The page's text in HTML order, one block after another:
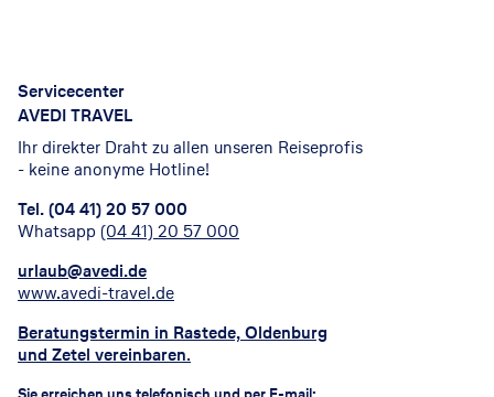
Servicecenter
AVEDI TRAVEL
Ihr direkter Draht zu allen unseren Reiseprofis
- keine anonyme Hotline!
Tel. (04 41) 20 57 000
Whatsapp (04 41) 20 57 000
urlaub@avedi.de
www.avedi-travel.de
Beratungstermin in Rastede, Oldenburg
und Zetel vereinbaren.